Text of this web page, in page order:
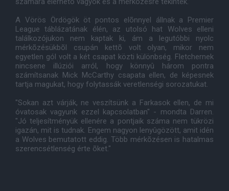
A Vörös Ördögök öt pontos elõnnyel állnak a Premier
League táblázatának élén, az utolsó hat Wolves elleni
találkozójukon nem kaptak ki, ám a legutóbbi nyolc
mérkõzésükbõl csupán kettõ volt olyan, mikor nem
egyetlen gól volt a két csapat közti különbség. Fletchernek
nincsene illúziói arról, hogy könnyû három pontra
számítsanak Mick McCarthy csapata ellen, de képesnek
tartja magukat, hogy folytassák veretlenségi sorozatukat.
"Sokan azt várják, ne veszítsünk a Farkasok ellen, de mi
óvatosak vagyunk ezzel kapcsolatban" - mondta Darren.
"Jó teljesítményük ellenére a pontjaik száma nem tükrözi
igazán, mit is tudnak. Engem nagyon lenyûgözött, amit idén
a Wolves bemutatott eddig. Több mérkõzésen is hatalmas
szerencsétlenség érte õket."